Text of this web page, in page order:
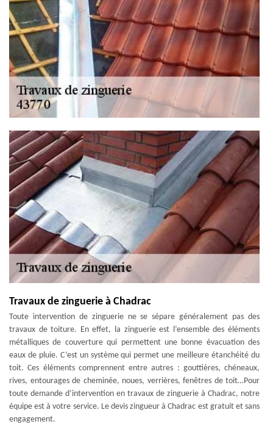
Travaux de zinguerie à Chadrac
Toute intervention de zinguerie ne se sépare généralement pas des
travaux de toiture. En effet, la zinguerie est l’ensemble des éléments
métalliques de couverture qui permettent une bonne évacuation des
eaux de pluie. C’est un système qui permet une meilleure étanchéité du
toit. Ces éléments comprennent entre autres : gouttières, chéneaux,
rives, entourages de cheminée, noues, verrières, fenêtres de toit…Pour
toute demande d’intervention en travaux de zinguerie à Chadrac, notre
équipe est à votre service. Le devis zingueur à Chadrac est gratuit et sans
engagement.